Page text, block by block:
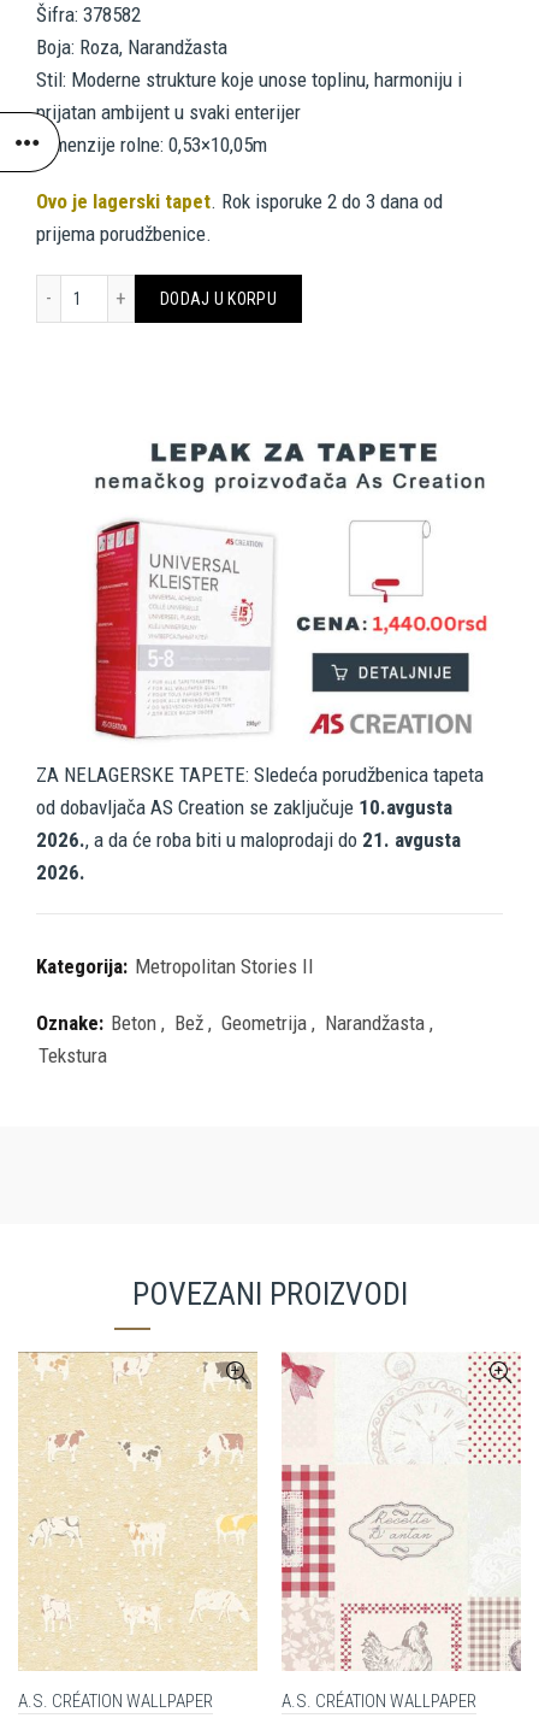
Šifra: 378582
Boja: Roza, Narandžasta
Stil: Moderne strukture koje unose toplinu, harmoniju i
prijatan ambijent u svaki enterijer
Dimenzije rolne: 0,53×10,05m
Ovo je lagerski tapet. Rok isporuke 2 do 3 dana od
prijema porudžbenice.
DODAJ U KORPU
ZA NELAGERSKE TAPETE: Sledeća porudžbenica tapeta
od dobavljača AS Creation se zaključuje 10.avgusta
2026., a da će roba biti u maloprodaji do 21. avgusta
2026.
Kategorija: Metropolitan Stories II
Oznake: Beton , Bež , Geometrija , Narandžasta ,
Tekstura
POVEZANI PROIZVODI
A.S. CRÉATION WALLPAPER
A.S. CRÉATION WALLPAPER